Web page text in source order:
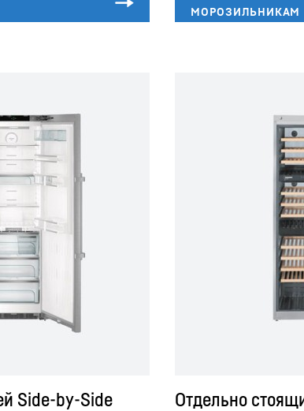
Side-by-Side Отдельно